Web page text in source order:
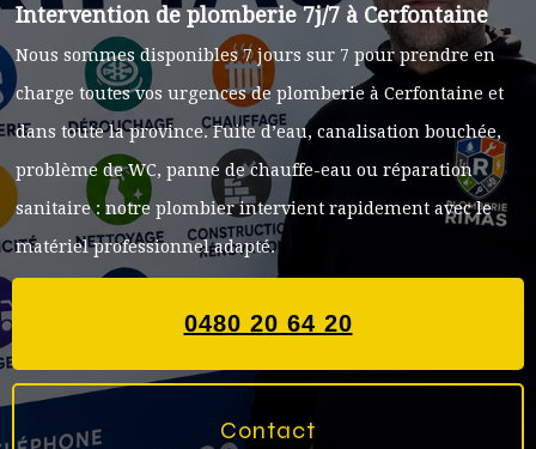
Intervention de plomberie 7j/7 à Cerfontaine
Nous sommes disponibles 7 jours sur 7 pour prendre en
charge toutes vos urgences de plomberie à Cerfontaine et
dans toute la province. Fuite d’eau, canalisation bouchée,
problème de WC, panne de chauffe-eau ou réparation
sanitaire : notre plombier intervient rapidement avec le
matériel professionnel adapté.
0480 20 64 20
Contact